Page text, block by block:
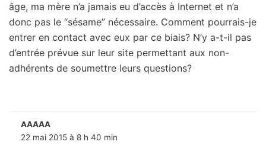
âge, ma mère n’a jamais eu d’accès à Internet et n’a
donc pas le “sésame” nécessaire. Comment pourrais-je
entrer en contact avec eux par ce biais? N’y a-t-il pas
d’entrée prévue sur leur site permettant aux non-
adhérents de soumettre leurs questions?
AAAAA
22 mai 2015 à 8 h 40 min